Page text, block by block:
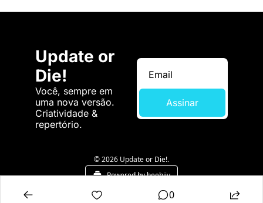
Update or
Die!
Você, sempre em
uma nova versão.
Criatividade &
repertório.
Assinar
© 2026 Update or Die!.
Powered by beehiiv
0